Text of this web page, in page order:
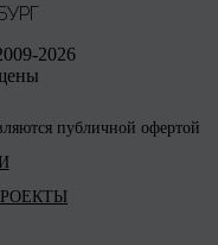
2026
публичной офертой